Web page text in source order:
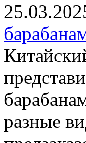
разные